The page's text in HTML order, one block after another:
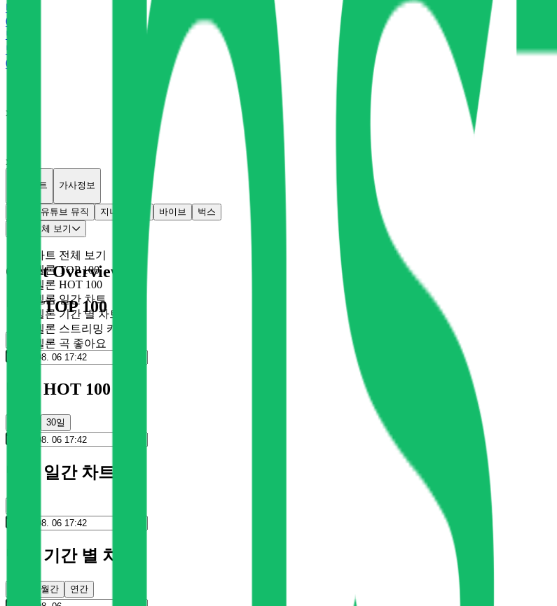
바이브
0
벅
벅스
0
x
x
개별차트 가사정보
유튜브 뮤직 지니 바이브
벅스
차트 전체 보기
차트 전체 보기
멜론 TOP 100
멜론 HOT 100
멜론 일간 차트
멜론 기간 별 차트
멜론 스트리밍 카드
멜론 곡 좋아요
Chart Overview
멜론 TOP 100
멜론 HOT 100
30일
멜론 일간 차트
멜론 기간 별 차트
월간 연간